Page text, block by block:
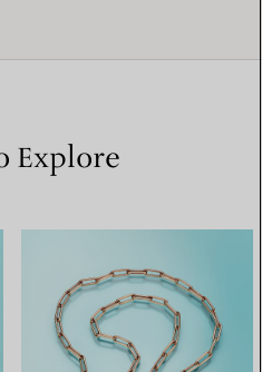
Explore